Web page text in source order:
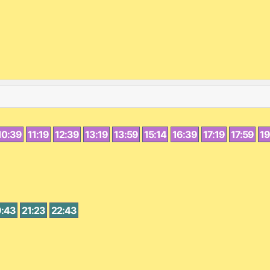
11:19 12:39 13:19 13:59 15:14 16:39 17:19 17:59
21:23 22:43